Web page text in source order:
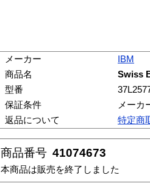
メーカー
IBM
商品名
Swiss
型番
保証条件
メーカ
返品について
特定商
商品番号 41074673
本商品は販売を終了しました